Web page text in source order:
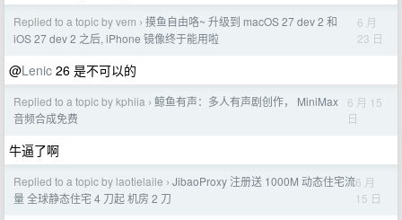
Replied to a topic by vem › 摸鱼自由咯~ 升级到 macOS 27 dev 2 和
iOS 27 dev 2 之后, iPhone 镜像终于能用啦
6 月
23 日
@Lenic 26 是不可以的
Replied to a topic by kphiia › 鲸鱼有声：多人有声剧创作， MiniMax
音频合成免费
6 月 15
日
牛逼了啊
Replied to a topic by laotielaile › JibaoProxy 注册送 1000M 动态住宅流
量 全球静态住宅 4 刀起 机房 2 刀
6 月
15 日